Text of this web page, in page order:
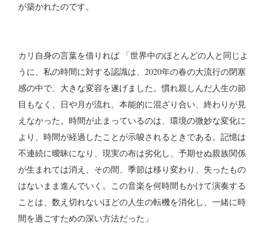
が築かれたのです。
カリ自身の言葉を借りれば 「世界中のほとんどの人と同じよ
うに、私の時間に対する認識は、2020年の春の大流行の閉塞
感の中で、大きな変容を遂げました。慣れ親しんだ人生の節
目もなく、日や月が流れ、本能的に混ざり合い、終わりが見
えなかった。時間が止まっているのは、環境の微妙な変化に
より、時間が経過したことが示唆されるときである。記憶は
不連続に曖昧になり、現実の布は劣化し、予期せぬ親族関係
が生まれては消え、その間、季節は移り変わり、失ったもの
はないまま進んでいく。この音楽を何時間もかけて演奏する
ことは、数え切れないほどの人生の転機を消化し、一緒に時
間を過ごすための深い方法だった」